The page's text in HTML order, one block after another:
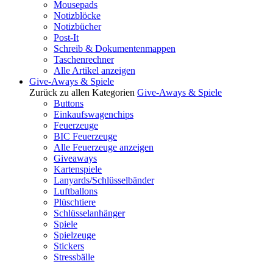
Mousepads
Notizblöcke
Notizbücher
Post-It
Schreib & Dokumentenmappen
Taschenrechner
Alle Artikel anzeigen
Give-Aways & Spiele
Zurück zu allen Kategorien Give-Aways & Spiele
Buttons
Einkaufswagenchips
Feuerzeuge
BIC Feuerzeuge
Alle Feuerzeuge anzeigen
Giveaways
Kartenspiele
Lanyards/Schlüsselbänder
Luftballons
Plüschtiere
Schlüsselanhänger
Spiele
Spielzeuge
Stickers
Stressbälle